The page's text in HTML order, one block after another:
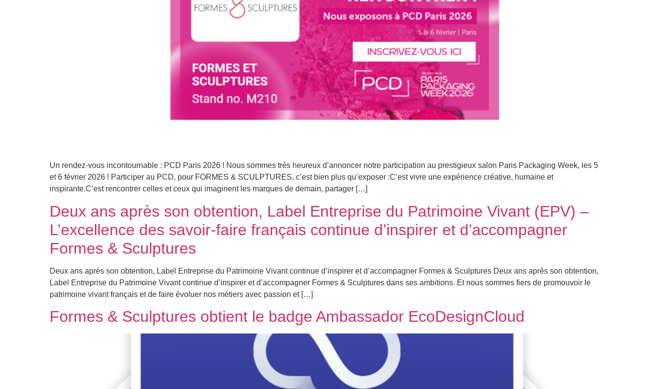
Un rendez-vous incontournable : PCD Paris 2026 ! Nous sommes très heureux d’annoncer notre participation au prestigieux salon Paris Packaging Week, les 5
et 6 février 2026 ! Participer au PCD, pour FORMES & SCULPTURES, c’est bien plus qu’exposer :C’est vivre une expérience créative, humaine et
inspirante.C’est rencontrer celles et ceux qui imaginent les marques de demain, partager […]
Deux ans après son obtention, Label Entreprise du Patrimoine Vivant (EPV) –
L’excellence des savoir-faire français continue d’inspirer et d’accompagner
Formes & Sculptures
Deux ans après son obtention, Label Entreprise du Patrimoine Vivant continue d’inspirer et d’accompagner Formes & Sculptures Deux ans après son obtention,
Label Entreprise du Patrimoine Vivant continue d’inspirer et d’accompagner Formes & Sculptures dans ses ambitions. Et nous sommes fiers de promouvoir le
patrimoine vivant français et de faire évoluer nos métiers avec passion et […]
Formes & Sculptures obtient le badge Ambassador EcoDesignCloud